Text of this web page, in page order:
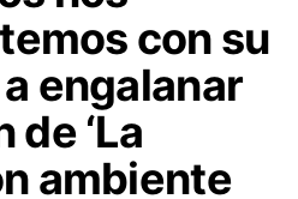
con su
engalanar
‘La
ambiente